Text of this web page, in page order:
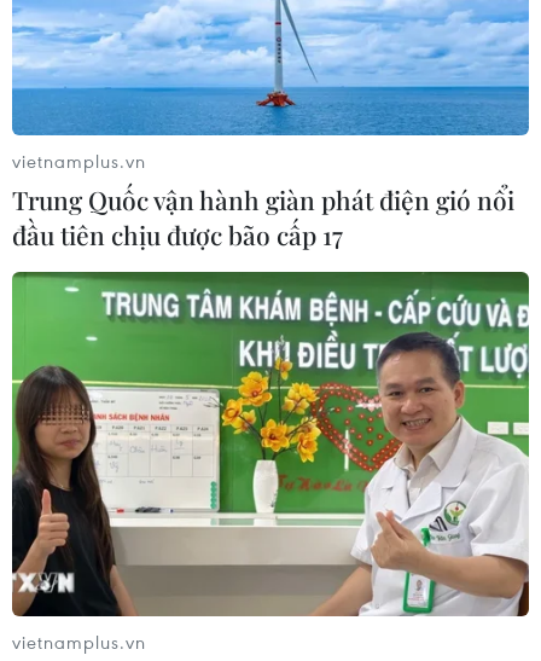
vietnamplus.vn
Trung Quốc vận hành giàn phát điện gió nổi
đầu tiên chịu được bão cấp 17
vietnamplus.vn